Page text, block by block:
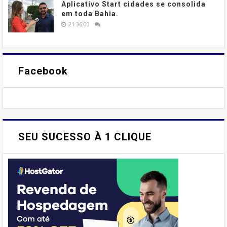
Aplicativo Start cidades se consolida
em toda Bahia.
21:36:00
Facebook
SEU SUCESSO À 1 CLIQUE